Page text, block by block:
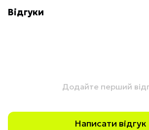
Відгуки
Додайте перший
Написати відгук